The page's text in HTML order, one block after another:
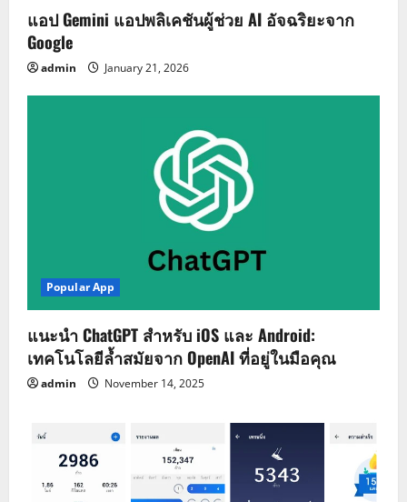
แอป Gemini แอปพลิเคชันผู้ช่วย AI อัจฉริยะจาก
Google
admin January 21, 2026
Popular App
แนะนำ ChatGPT สำหรับ iOS และ Android:
เทคโนโลยีล้ำสมัยจาก OpenAI ที่อยู่ในมือคุณ
admin November 14, 2025